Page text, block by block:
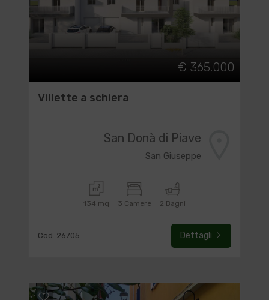
€ 365.000
Villette a schiera
San Donà di Piave
San Giuseppe
134 mq 3 Camere 2 Bagni
Cod. 26705 Dettagli